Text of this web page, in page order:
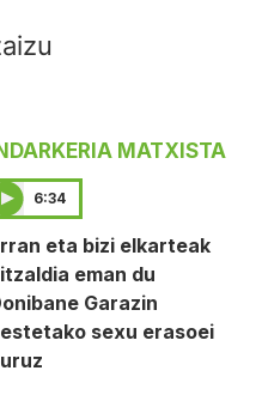
MATXISTA
6:34
eta bizi elkarteak
eman du
Garazin
sexu erasoei